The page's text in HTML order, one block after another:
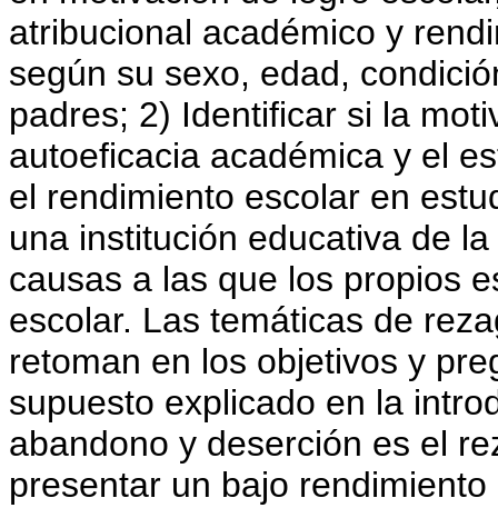
atribucional académico y
según su sexo, edad,
padres; 2) Identificar si la
autoeficacia académica y el
el rendimiento escolar en
una institución educativa de
causas a las que los propios
escolar. Las temáticas de
retoman en los objetivos y
supuesto explicado en la
abandono y deserción es el
presentar un bajo rendimiento